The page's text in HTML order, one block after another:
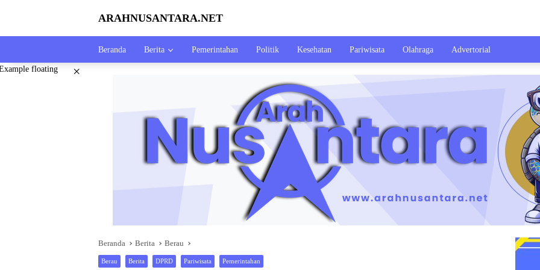
ARAHNUSANTARA.NET
Beranda Berita Pemerintahan Politik Kesehatan Pariwisata Olahraga Advertorial
×
Beranda Berita Berau
Berau Berita DPRD Pariwisata Pemerintahan